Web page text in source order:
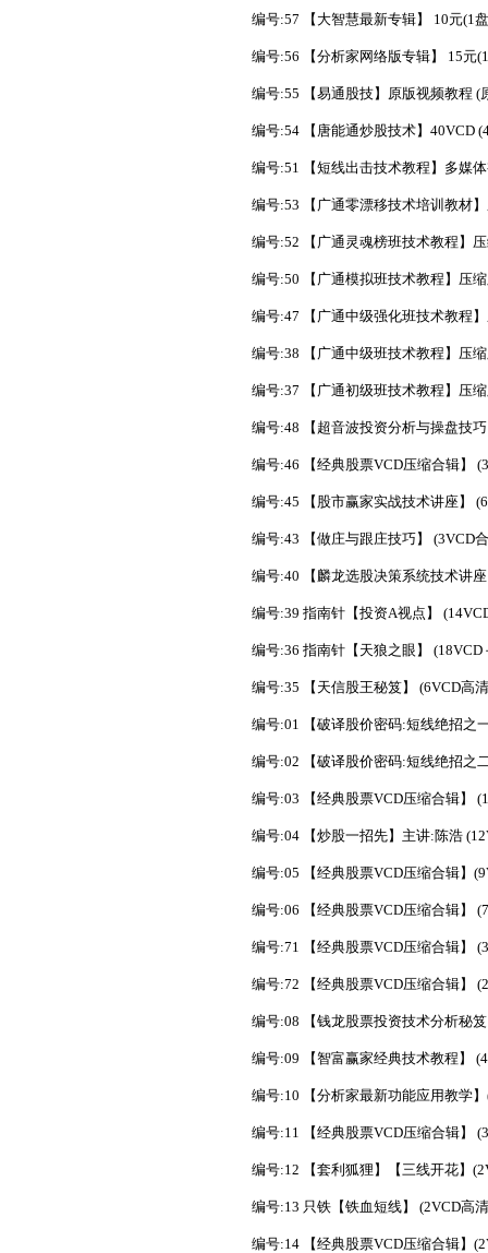
编号:57 【大智慧最新专辑】 10元(1
编号:56 【分析家网络版专辑】 15元
编号:55 【易通股技】原版视频教程 (
编号:54 【唐能通炒股技术】40VCD
编号:51 【短线出击技术教程】多媒
编号:53 【广通零漂移技术培训教材
编号:52 【广通灵魂榜班技术教程】
编号:50 【广通模拟班技术教程】压
编号:47 【广通中级强化班技术教程
编号:38 【广通中级班技术教程】压
编号:37 【广通初级班技术教程】压
编号:48 【超音波投资分析与操盘技
编号:46 【经典股票VCD压缩合辑】
编号:45 【股市赢家实战技术讲座】
编号:43 【做庄与跟庄技巧】 (3VCD
编号:40 【麟龙选股决策系统技术讲
编号:39 指南针【投资A视点】
编号:36 指南针【天狼之眼】
编号:35 【天信股王秘笈】 (6VCD高
编号:01 【破译股价密码:短线绝招之
编号:02 【破译股价密码:短线绝招之
编号:03 【经典股票VCD压缩合辑】
编号:04 【炒股一招先】主讲:陈浩
编号:05 【经典股票VCD压缩合辑】
编号:06 【经典股票VCD压缩合辑】
编号:71 【经典股票VCD压缩合辑】
编号:72 【经典股票VCD压缩合辑】
编号:08 【钱龙股票投资技术分析秘
编号:09 【智富赢家经典技术教程】
编号:10 【分析家最新功能应用教学
编号:11 【经典股票VCD压缩合辑】
编号:12 【套利狐狸】【三线开花】
编号:13 只铁【铁血短线】 (2VCD高
编号:14 【经典股票VCD压缩合辑】